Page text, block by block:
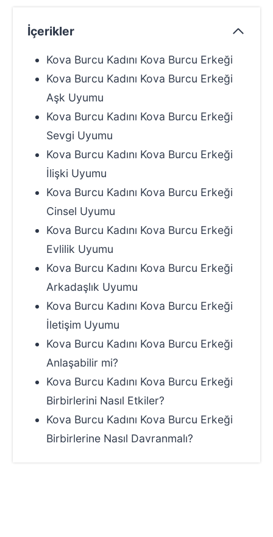
İçerikler
Kova Burcu Kadını Kova Burcu Erkeği
Kova Burcu Kadını Kova Burcu Erkeği
Aşk Uyumu
Kova Burcu Kadını Kova Burcu Erkeği
Sevgi Uyumu
Kova Burcu Kadını Kova Burcu Erkeği
İlişki Uyumu
Kova Burcu Kadını Kova Burcu Erkeği
Cinsel Uyumu
Kova Burcu Kadını Kova Burcu Erkeği
Evlilik Uyumu
Kova Burcu Kadını Kova Burcu Erkeği
Arkadaşlık Uyumu
Kova Burcu Kadını Kova Burcu Erkeği
İletişim Uyumu
Kova Burcu Kadını Kova Burcu Erkeği
Anlaşabilir mi?
Kova Burcu Kadını Kova Burcu Erkeği
Birbirlerini Nasıl Etkiler?
Kova Burcu Kadını Kova Burcu Erkeği
Birbirlerine Nasıl Davranmalı?